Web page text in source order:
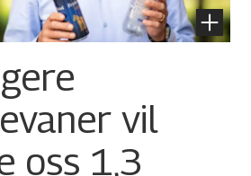
vil
oss 1,3